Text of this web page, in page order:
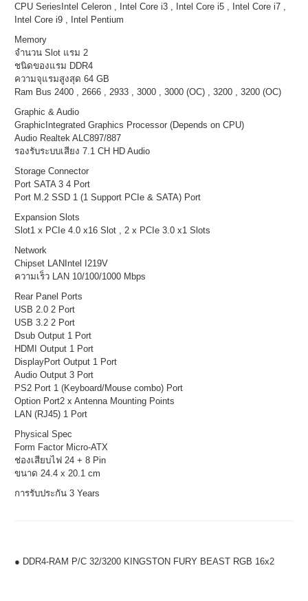
CPU SeriesIntel Celeron , Intel Core i3 , Intel Core i5 , Intel Core i7 ,
Intel Core i9 , Intel Pentium
Memory
จำนวน Slot แรม 2
ชนิดของแรม DDR4
ความจุแรมสูงสุด 64 GB
Ram Bus 2400 , 2666 , 2933 , 3000 , 3000 (OC) , 3200 , 3200 (OC)
Graphic & Audio
GraphicIntegrated Graphics Processor (Depends on CPU)
Audio Realtek ALC897/887
รองรับระบบเสียง 7.1 CH HD Audio
Storage Connector
Port SATA 3 4 Port
Port M.2 SSD 1 (1 Support PCIe & SATA) Port
Expansion Slots
Slot1 x PCIe 4.0 x16 Slot , 2 x PCIe 3.0 x1 Slots
Network
Chipset LANIntel I219V
ความเร็ว LAN 10/100/1000 Mbps
Rear Panel Ports
USB 2.0 2 Port
USB 3.2 2 Port
Dsub Output 1 Port
HDMI Output 1 Port
DisplayPort Output 1 Port
Audio Output 3 Port
PS2 Port 1 (Keyboard/Mouse combo) Port
Option Port2 x Antenna Mounting Points
LAN (RJ45) 1 Port
Physical Spec
Form Factor Micro-ATX
ช่องเสียบไฟ 24 + 8 Pin
ขนาด 24.4 x 20.1 cm
การรับประกัน 3 Years
● DDR4-RAM P/C 32/3200 KINGSTON FURY BEAST RGB 16x2